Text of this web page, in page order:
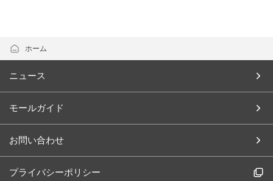
ホーム
ニュース
モールガイド
お問い合わせ
プライバシーポリシー